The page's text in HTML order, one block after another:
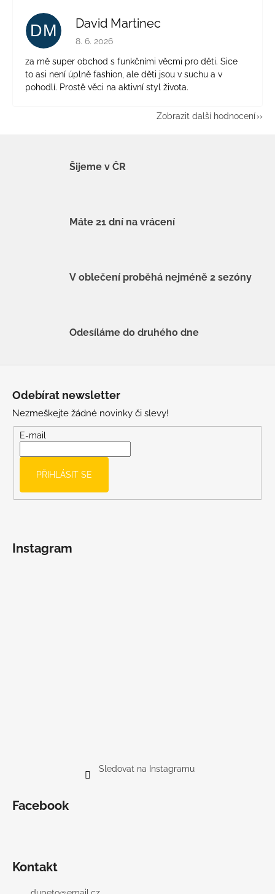
DM David Martinec
Hodnocení obchodu je 5 z 5 hvězdiček.
8. 6. 2026
za mě super obchod s funkčními věcmi pro děti. Sice
to asi není úplně fashion, ale děti jsou v suchu a v
pohodlí. Prostě věci na aktivní styl života.
Zobrazit další hodnocení
Šijeme v ČR
Máte 21 dní na vrácení
V oblečení proběhá nejméně 2 sezóny
Odesíláme do druhého dne
Odebírat newsletter
Nezmeškejte žádné novinky či slevy!
E-mail
PŘIHLÁSIT SE
Instagram
Sledovat na Instagramu
Facebook
Kontakt